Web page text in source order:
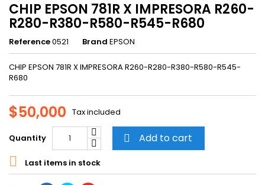
CHIP EPSON 781R X IMPRESORA R260-
R280-R380-R580-R545-R680
Reference0521 Brand EPSON
CHIP EPSON 781R X IMPRESORA R260-R280-R380-R580-R545-
R680
$50,000 Tax included
Quantity  Add to cart
 Last items in stock